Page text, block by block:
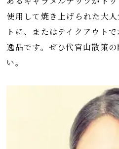
使用して焼き上げられた大
トに、またはテイクアウト
逸品です。ぜひ代官山散策
い。